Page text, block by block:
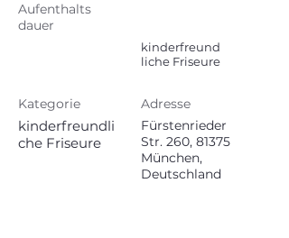
Aufenthalts
dauer
Kategorie
kinderfreundli
che Friseure
kinderfreund
liche Friseure
Adresse
Fürstenrieder
Str. 260, 81375
München,
Deutschland